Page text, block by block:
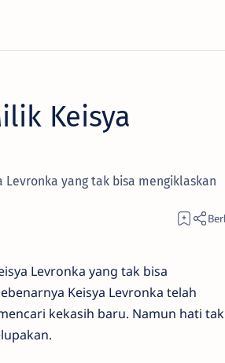
Keisya
yang tak bisa mengiklaskan
Levronka yang tak bisa
Keisya Levronka telah
kekasih baru. Namun hati tak